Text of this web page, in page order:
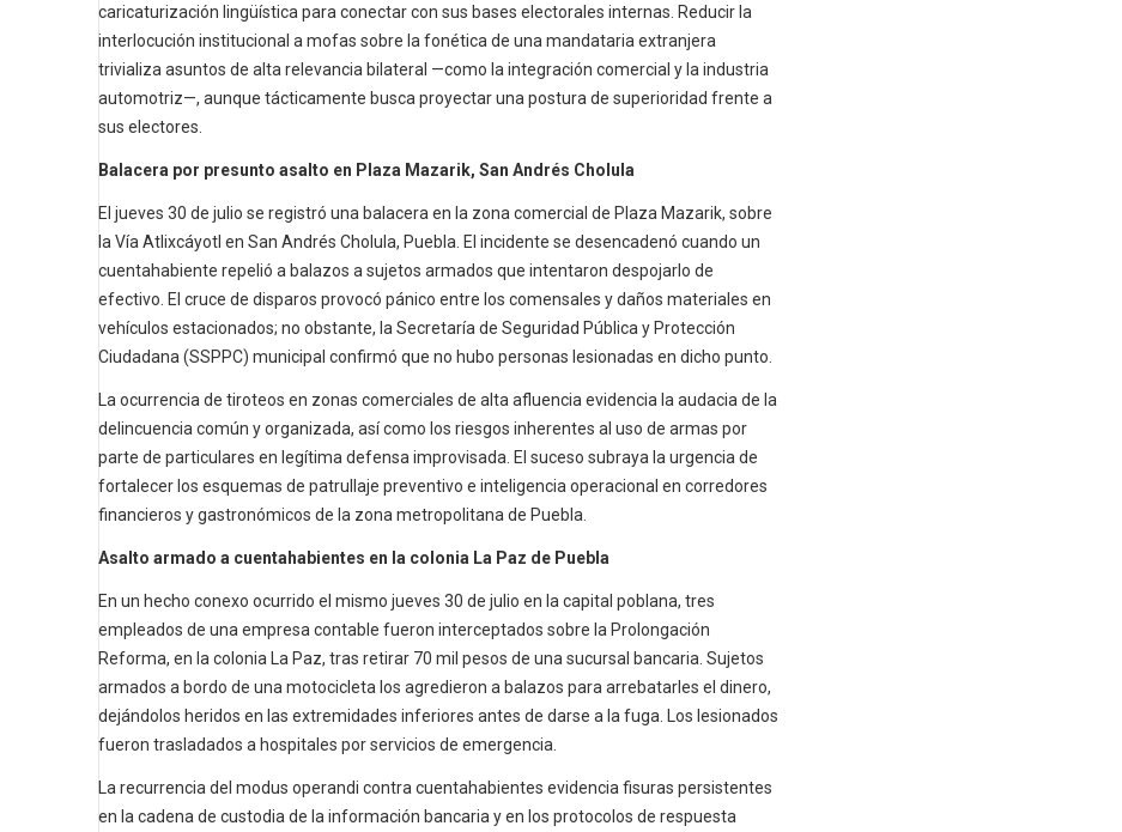
caricaturización lingüística para conectar con sus bases electorales internas. Reducir la
interlocución institucional a mofas sobre la fonética de una mandataria extranjera
trivializa asuntos de alta relevancia bilateral —como la integración comercial y la industria
automotriz—, aunque tácticamente busca proyectar una postura de superioridad frente a
sus electores.
Balacera por presunto asalto en Plaza Mazarik, San Andrés Cholula
El jueves 30 de julio se registró una balacera en la zona comercial de Plaza Mazarik, sobre
la Vía Atlixcáyotl en San Andrés Cholula, Puebla. El incidente se desencadenó cuando un
cuentahabiente repelió a balazos a sujetos armados que intentaron despojarlo de
efectivo. El cruce de disparos provocó pánico entre los comensales y daños materiales en
vehículos estacionados; no obstante, la Secretaría de Seguridad Pública y Protección
Ciudadana (SSPPC) municipal confirmó que no hubo personas lesionadas en dicho punto.
La ocurrencia de tiroteos en zonas comerciales de alta afluencia evidencia la audacia de la
delincuencia común y organizada, así como los riesgos inherentes al uso de armas por
parte de particulares en legítima defensa improvisada. El suceso subraya la urgencia de
fortalecer los esquemas de patrullaje preventivo e inteligencia operacional en corredores
financieros y gastronómicos de la zona metropolitana de Puebla.
Asalto armado a cuentahabientes en la colonia La Paz de Puebla
En un hecho conexo ocurrido el mismo jueves 30 de julio en la capital poblana, tres
empleados de una empresa contable fueron interceptados sobre la Prolongación
Reforma, en la colonia La Paz, tras retirar 70 mil pesos de una sucursal bancaria. Sujetos
armados a bordo de una motocicleta los agredieron a balazos para arrebatarles el dinero,
dejándolos heridos en las extremidades inferiores antes de darse a la fuga. Los lesionados
fueron trasladados a hospitales por servicios de emergencia.
La recurrencia del modus operandi contra cuentahabientes evidencia fisuras persistentes
en la cadena de custodia de la información bancaria y en los protocolos de respuesta